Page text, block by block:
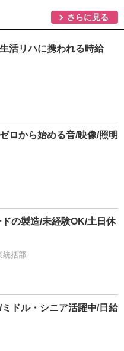
さらに見る
活リハに携われる時給
ロから始める音/映像/照明
の製造/未経験OK/土日休
統括部
ドル・シニア活躍中/日給